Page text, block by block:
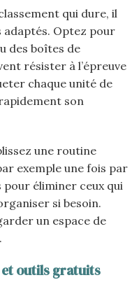
qui dure, il
adaptés. Optez pour
des boîtes de
résister à l’épreuve
chaque unité de
son
une routine
exemple une fois par
éliminer ceux qui
si besoin.
un espace de
outils gratuits